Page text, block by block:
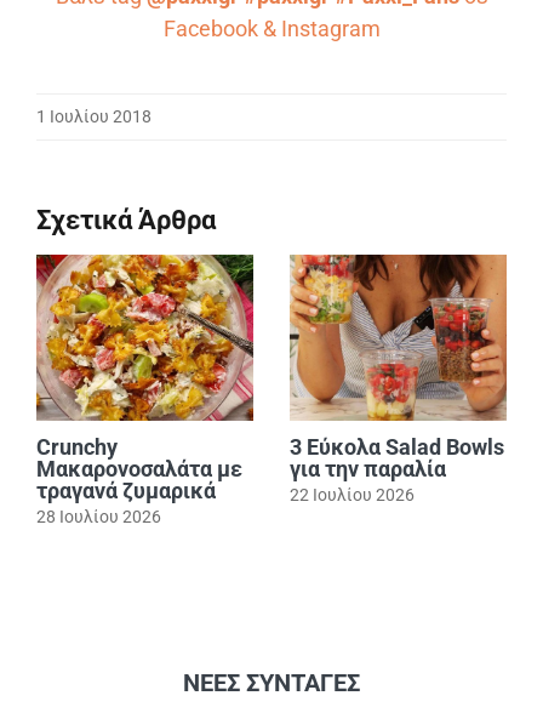
Facebook& Instagram
1 Ιουλίου 2018
Σχετικά Άρθρα
Crunchy
Μακαρονοσαλάτα με
τραγανά ζυμαρικά
28 Ιουλίου 2026
3 Εύκολα Salad Bowls
για την παραλία
22 Ιουλίου 2026
ΝΕΕΣ ΣΥΝΤΑΓΕΣ